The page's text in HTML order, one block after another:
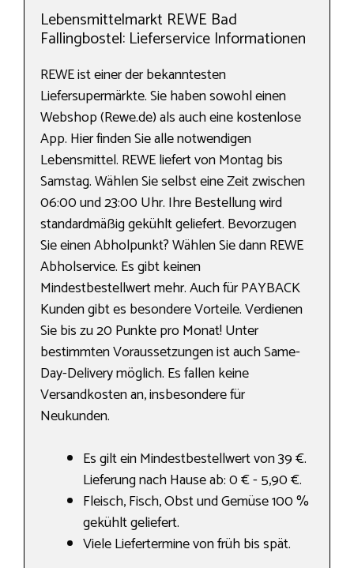
Lebensmittelmarkt REWE Bad
Fallingbostel: Lieferservice Informationen
REWE ist einer der bekanntesten
Liefersupermärkte. Sie haben sowohl einen
Webshop (Rewe.de) als auch eine kostenlose
App. Hier finden Sie alle notwendigen
Lebensmittel. REWE liefert von Montag bis
Samstag. Wählen Sie selbst eine Zeit zwischen
06:00 und 23:00 Uhr. Ihre Bestellung wird
standardmäßig gekühlt geliefert. Bevorzugen
Sie einen Abholpunkt? Wählen Sie dann REWE
Abholservice. Es gibt keinen
Mindestbestellwert mehr. Auch für PAYBACK
Kunden gibt es besondere Vorteile. Verdienen
Sie bis zu 20 Punkte pro Monat! Unter
bestimmten Voraussetzungen ist auch Same-
Day-Delivery möglich. Es fallen keine
Versandkosten an, insbesondere für
Neukunden.
Es gilt ein Mindestbestellwert von 39 €.
Lieferung nach Hause ab: 0 € - 5,90 €.
Fleisch, Fisch, Obst und Gemüse 100 %
gekühlt geliefert.
Viele Liefertermine von früh bis spät.